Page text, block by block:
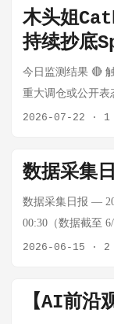
木头姐
持续抄底
今日监测结果 🔴
重大调仓或公开表
月20日-21日) 1️⃣
**$1800万美元
国防/无人机概念股
连续多日逢低买入
Cathie Wood sells
动到其他标的 近
2026-07-22 · 1
数据采集
数据采集日报 —
00:30（数据截至
跌幅 数据来源/备
数据 布伦特原油
2026-06-15 · 2
【AI前